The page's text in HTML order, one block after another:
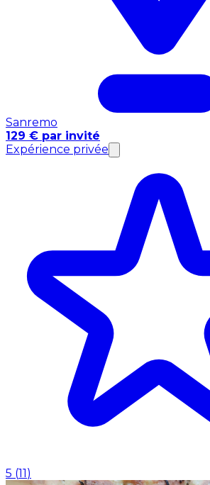
Sanremo
129 € par invité
Expérience privée
5 (11 )